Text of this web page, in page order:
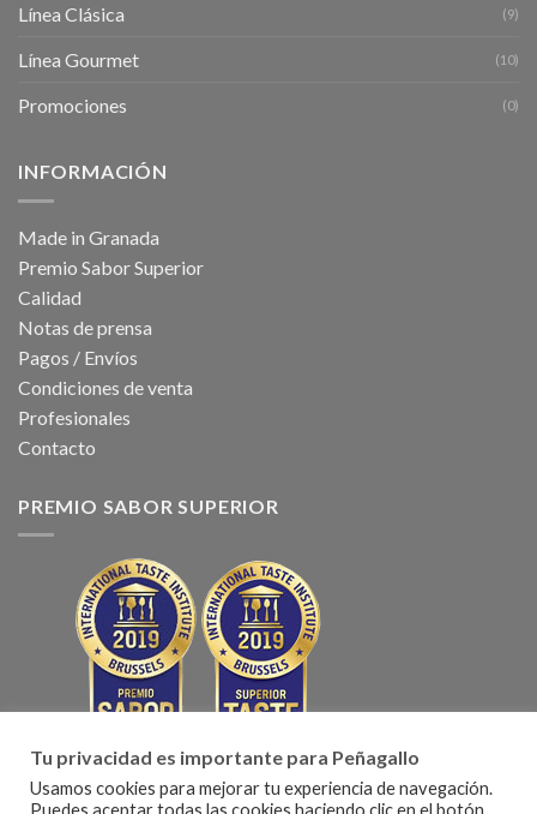
Línea Clásica (9)
Línea Gourmet (10)
Promociones (0)
INFORMACIÓN
Made in Granada
Premio Sabor Superior
Calidad
Notas de prensa
Pagos / Envíos
Condiciones de venta
Profesionales
Contacto
PREMIO SABOR SUPERIOR
Tu privacidad es importante para Peñagallo
Usamos cookies para mejorar tu experiencia de navegación.
Puedes aceptar todas las cookies haciendo clic en el botón